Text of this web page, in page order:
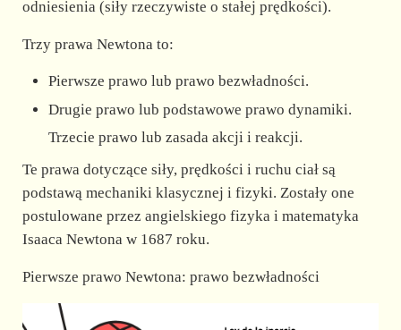
e
o
odniesienia (siły rzeczywiste o stałej prędkości).
Trzy prawa Newtona to:
Pierwsze prawo lub prawo bezwładności.
Drugie prawo lub podstawowe prawo dynamiki.
Trzecie prawo lub zasada akcji i reakcji.
Te prawa dotyczące siły, prędkości i ruchu ciał są
podstawą mechaniki klasycznej i fizyki. Zostały one
postulowane przez angielskiego fizyka i matematyka
Isaaca Newtona w 1687 roku.
Pierwsze prawo Newtona: prawo bezwładności